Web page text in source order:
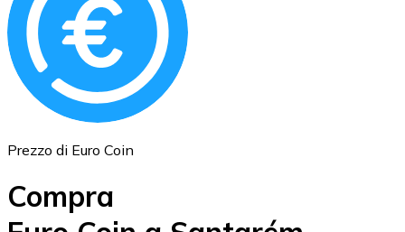
Ethereum
ETH
Prezzo di Euro Coin
Compra